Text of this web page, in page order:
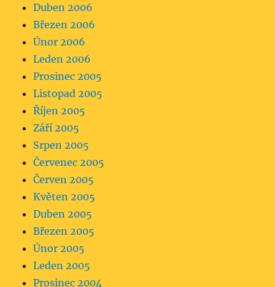
Duben 2006
Březen 2006
Únor 2006
Leden 2006
Prosinec 2005
Listopad 2005
Říjen 2005
Září 2005
Srpen 2005
Červenec 2005
Červen 2005
Květen 2005
Duben 2005
Březen 2005
Únor 2005
Leden 2005
Prosinec 2004